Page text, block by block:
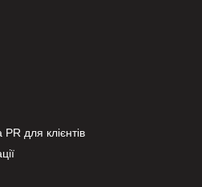
для клієнтів